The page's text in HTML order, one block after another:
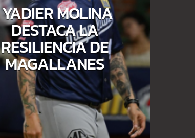
YADIER MOLINA
DESTACA LA
RESILIENCIA DE
MAGALLANES